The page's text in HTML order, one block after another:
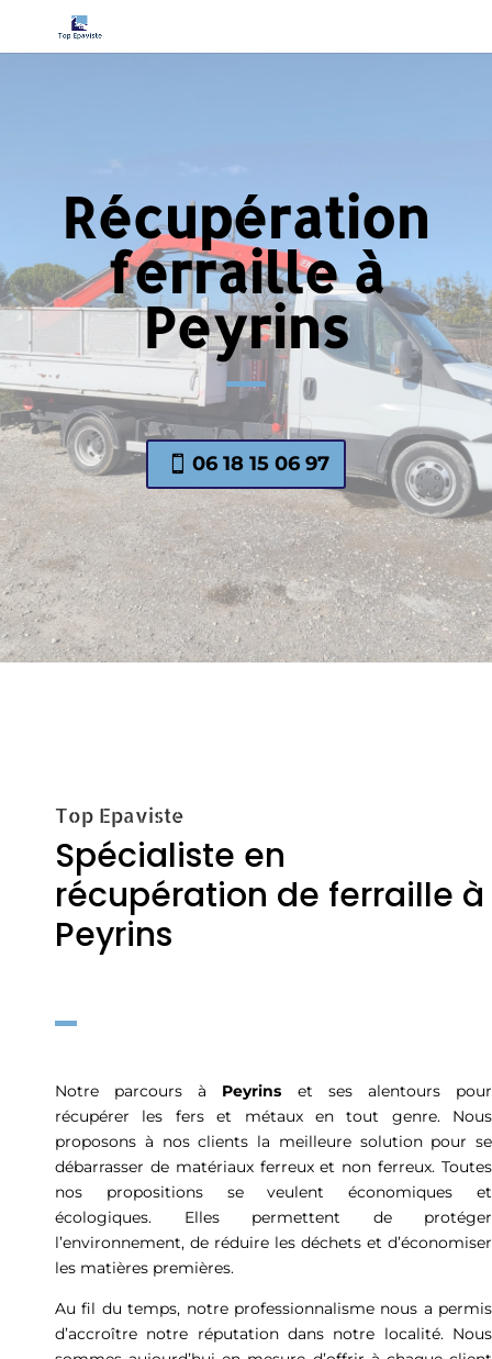
Récupération
ferraille à
Peyrins
06 18 15 06 97
Top Epaviste
Spécialiste en
récupération de ferraille à
Peyrins
Notre parcours à Peyrins et ses alentours pour
récupérer les fers et métaux en tout genre. Nous
proposons à nos clients la meilleure solution pour se
débarrasser de matériaux ferreux et non ferreux. Toutes
nos propositions se veulent économiques et
écologiques. Elles permettent de protéger
l’environnement, de réduire les déchets et d’économiser
les matières premières.
Au fil du temps, notre professionnalisme nous a permis
d’accroître notre réputation dans notre localité. Nous